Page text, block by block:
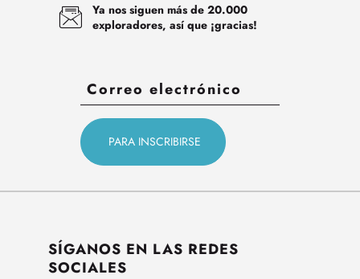
Ya nos siguen más de 20.000
exploradores, así que ¡gracias!
SÍGANOS EN LAS REDES
SOCIALES